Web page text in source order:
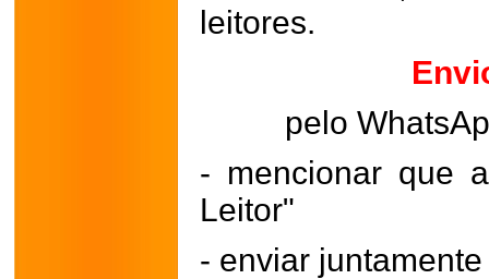
leitores.
pelo
- mencionar que
Leitor"
- enviar